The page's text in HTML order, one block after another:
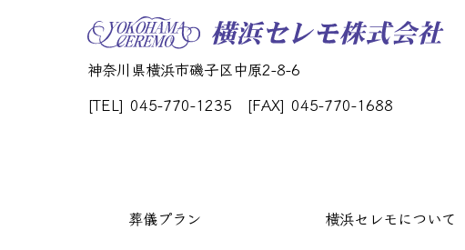
神奈川県横浜市磯子区中原2-8-6
[TEL] 045-770-1235
[FAX] 045-770-1688
葬儀プラン 横浜セレモについて